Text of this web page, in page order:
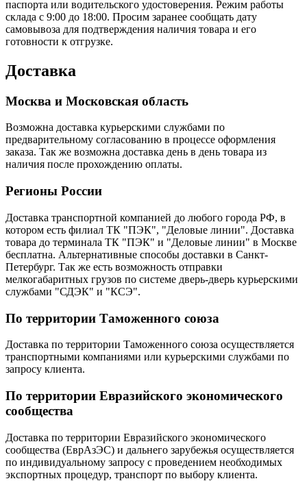
паспорта или водительского удостоверения. Режим работы
склада с 9:00 до 18:00. Просим заранее сообщать дату
самовывоза для подтверждения наличия товара и его
готовности к отгрузке.
Доставка
Москва и Московская область
Возможна доставка курьерскими службами по
предварительному согласованию в процессе оформления
заказа. Так же возможна доставка день в день товара из
наличия после прохождению оплаты.
Регионы России
Доставка транспортной компанией до любого города РФ, в
котором есть филиал ТК "ПЭК", "Деловые линии". Доставка
товара до терминала ТК "ПЭК" и "Деловые линии" в Москве
бесплатна. Альтернативные способы доставки в Санкт-
Петербург. Так же есть возможность отправки
мелкогабаритных грузов по системе дверь-дверь курьерскими
службами "СДЭК" и "КСЭ".
По территории Таможенного союза
Доставка по территории Таможенного союза осуществляется
транспортными компаниями или курьерскими службами по
запросу клиента.
По территории Евразийского экономического
сообщества
Доставка по территории Евразийского экономического
сообщества (ЕврАзЭС) и дальнего зарубежья осуществляется
по индивидуальному запросу с проведением необходимых
экспортных процедур, транспорт по выбору клиента.